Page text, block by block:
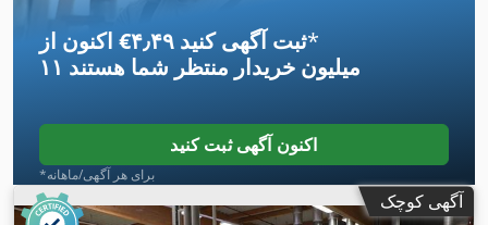
اکنون از ‎€۴٫۴۹ ثبت آگهی کنید*
۱۱ میلیون خریدار منتظر شما هستند
اکنون آگهی ثبت کنید
*برای هر آگهی/ماهانه
آگهی کوچک